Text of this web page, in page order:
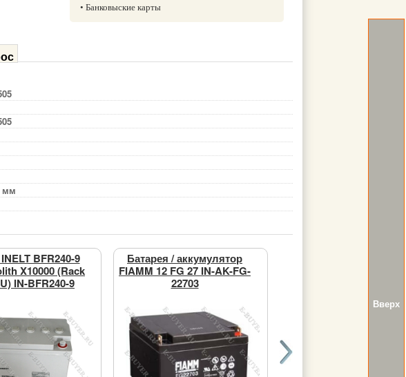
• Банковыские карты
мм
BFR240-9
X10000 (Rack
IN-BFR240-9
Батарея / аккумулятор
FIAMM 12 FG 27 IN-AK-FG-
22703
Вверх